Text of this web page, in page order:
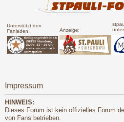
Unterstützt den
Fanladen:
Anzeige:
Impressum
HINWEIS:
Dieses Forum ist kein offizielles Forum
von Fans betrieben.